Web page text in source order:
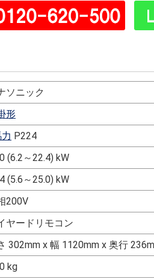
ソニック
形
P224
(6.2～22.4) kW
(5.6～25.0) kW
200V
ヤードリモコン
302mm x 幅 1120mm x 奥行
kg